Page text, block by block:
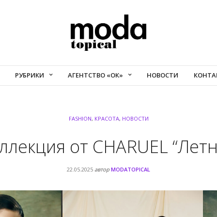
РУБРИКИ АГЕНТСТВО «ОК» НОВОСТИ
FASHION, КРАСОТА, НОВОСТИ
от CHARUEL
22.05.2025 автор MODATOPICAL